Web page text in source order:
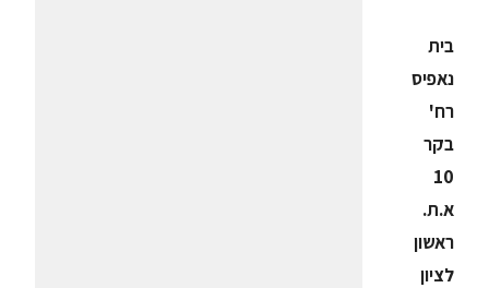
בית
נאפיס
רח'
בקר
10
א.ת.
ראשון
לציון